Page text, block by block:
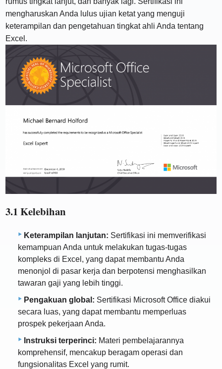
mengharuskan Anda lulus ujian ketat yang menguji
keterampilan dan pengetahuan tingkat ahli Anda tentang
Excel.
3.1 Kelebihan
Keterampilan lanjutan: Sertifikasi ini memverifikasi
kemampuan Anda untuk melakukan tugas-tugas
kompleks di Excel, yang dapat membantu Anda
menonjol di pasar kerja dan berpotensi menghasilkan
tawaran gaji yang lebih tinggi.
Pengakuan global: Sertifikasi Microsoft Office diakui
secara luas, yang dapat membantu memperluas
prospek pekerjaan Anda.
Instruksi terperinci: Materi pembelajarannya
komprehensif, mencakup beragam operasi dan
fungsionalitas Excel yang rumit.